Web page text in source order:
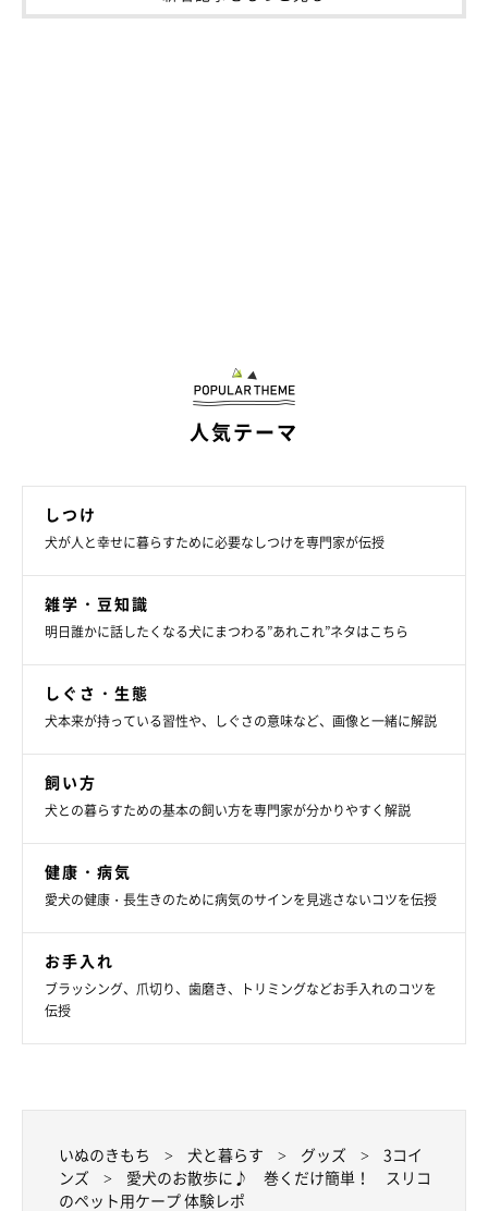
人気テーマ
しつけ
犬が人と幸せに暮らすために必要なしつけを専門家が伝授
雑学・豆知識
明日誰かに話したくなる犬にまつわる”あれこれ”ネタはこちら
しぐさ・生態
犬本来が持っている習性や、しぐさの意味など、画像と一緒に解説
飼い方
犬との暮らすための基本の飼い方を専門家が分かりやすく解説
健康・病気
愛犬の健康・長生きのために病気のサインを見逃さないコツを伝授
お手入れ
ブラッシング、爪切り、歯磨き、トリミングなどお手入れのコツを
伝授
いぬのきもち 犬と暮らす グッズ
3コイ
ンズ
愛犬のお散歩に♪ 巻くだけ簡単！ スリコ
のペット用ケープ 体験レポ